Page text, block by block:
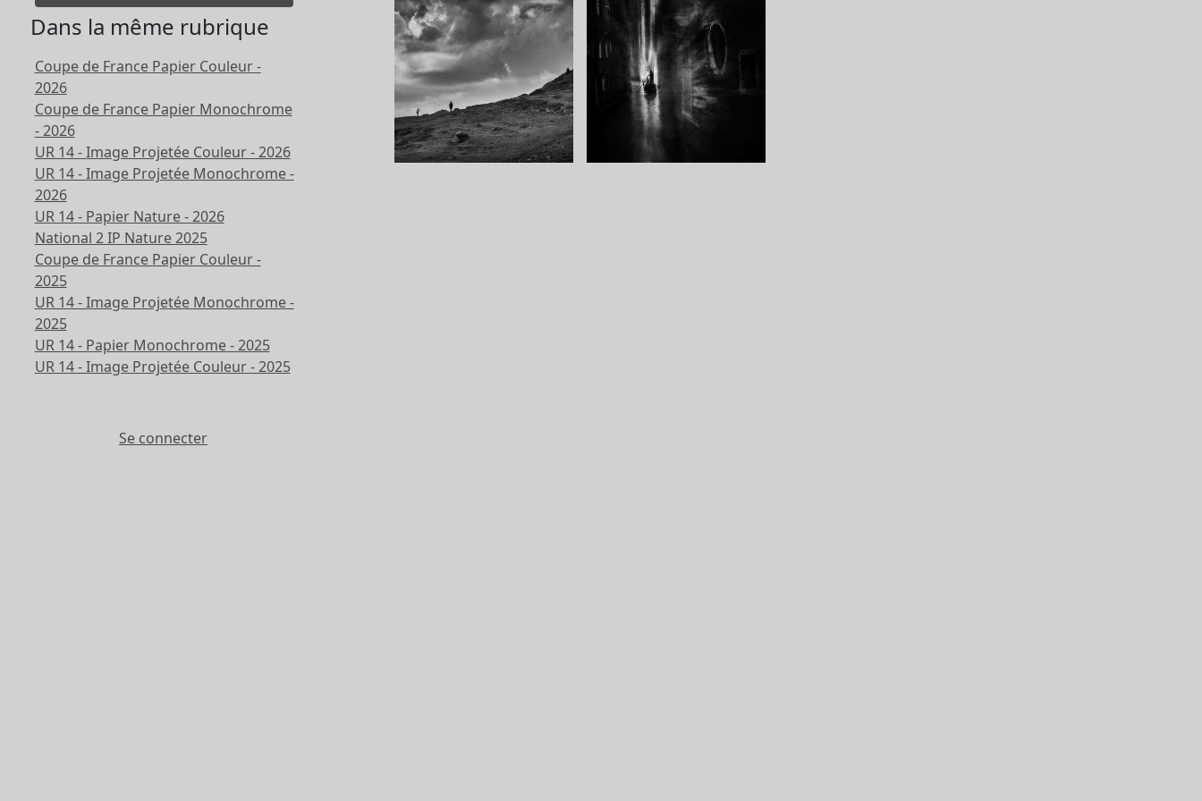
Dans la même rubrique
Coupe de France Papier Couleur -
2026
Coupe de France Papier Monochrome
- 2026
UR 14 - Image Projetée Couleur - 2026
UR 14 - Image Projetée Monochrome -
2026
UR 14 - Papier Nature - 2026
National 2 IP Nature 2025
Coupe de France Papier Couleur -
2025
UR 14 - Image Projetée Monochrome -
2025
UR 14 - Papier Monochrome - 2025
UR 14 - Image Projetée Couleur - 2025
Se connecter